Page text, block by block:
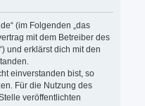
(im Folgenden „das
mit dem Betreiber des
und erklärst dich mit den
einverstanden bist, so
Für die Nutzung des
veröffentlichten